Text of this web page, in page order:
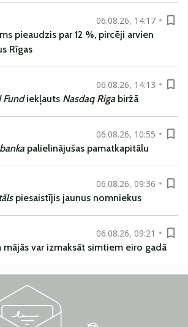
06.08.26, 14:17
pieaudzis par 12 %, pircēji arvien
Rīgas
06.08.26, 14:13
Fundiekļauts Nasdaq Riga biržā
06.08.26, 10:55
palielinājušas pamatkapitālu
06.08.26, 09:36
piesaistījis jaunus nomniekus
06.08.26, 09:21
mājās var izmaksāt simtiem eiro gadā